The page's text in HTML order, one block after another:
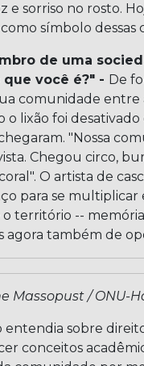
e sorriso no rosto.
símbolo dessas
de uma
você é?" - De
comunidade entre
o lixão foi desativado
"Nossa
Chegou circo,
O artista de
para se multiplicar
território --
agora também de
Massopust / ONU-
entendia sobre
conceitos